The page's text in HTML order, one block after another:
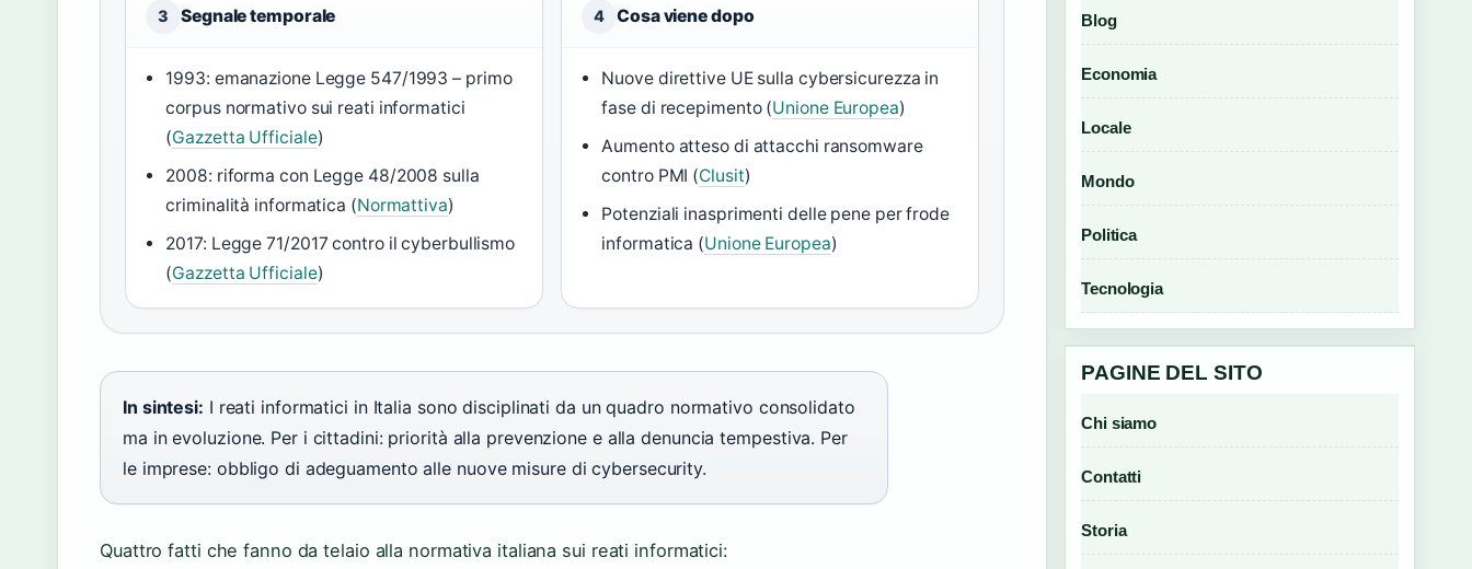
3 Segnale temporale
1993: emanazione Legge 547/1993 – primo
corpus normativo sui reati informatici
(Gazzetta Ufficiale)
2008: riforma con Legge 48/2008 sulla
criminalità informatica (Normattiva)
2017: Legge 71/2017 contro il cyberbullismo
(Gazzetta Ufficiale)
4 Cosa viene dopo
Nuove direttive UE sulla cybersicurezza in
fase di recepimento (Unione Europea)
Aumento atteso di attacchi ransomware
contro PMI (Clusit)
Potenziali inasprimenti delle pene per frode
informatica (Unione Europea)
In sintesi: I reati informatici in Italia sono disciplinati da un quadro normativo consolidato
ma in evoluzione. Per i cittadini: priorità alla prevenzione e alla denuncia tempestiva. Per
le imprese: obbligo di adeguamento alle nuove misure di cybersecurity.
Quattro fatti che fanno da telaio alla normativa italiana sui reati informatici:
Blog
Economia
Locale
Mondo
Politica
Tecnologia
PAGINE DEL SITO
Chi siamo
Contatti
Storia